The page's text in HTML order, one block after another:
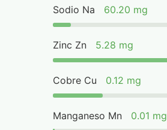
Sodio Na 60.20 mg
Zinc Zn 5.28 mg
Cobre Cu 0.12 mg
Manganeso Mn 0.01 mg